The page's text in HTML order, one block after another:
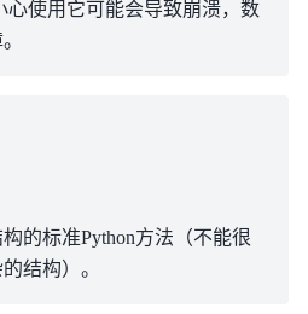
心使用它可能会导致崩溃，数
的标准Python方法（不能很
结构）。